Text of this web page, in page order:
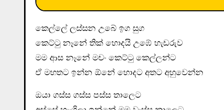
කෙල්ලේ ලස්සන උබේ ඉග සුග
කෙට්ටු නෑනේ තික් හොදයි උඹේ හැඩරුව
මම ආස නෑනේ මචං කෙට්ටු කෙල්ලන්ට
ඒ මහතට ඉන්න ඕනේ හොදට අතට අහුවෙන්න
ඔයා ගස්ස ගස්ස පස්ස තාලෙට